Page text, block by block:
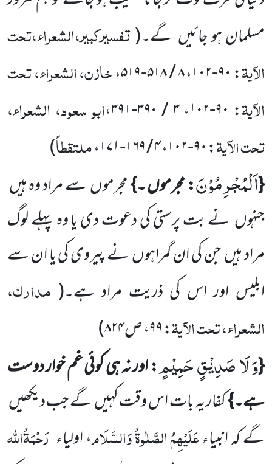
مسلمان ہو جائیں گے۔(تفسیرکبیر،الشعراء،تحت
الآیۃ:۹۰-۱۰۲ ،۸ / ۵۱۸-۵۱۹ ،خازن، الشعراء، تحت
الآیۃ: ۹۰-۱۰۲ ،۳ / ۳۹۰-۳۹۱ ،ابو سعود، الشعراء،
تحت الآیۃ:۹۰-۱۰۲ ،۴ / ۱۶۹-۱۷۱ ،ملتقطاً)
{اَلْمُجْرِمُوْنَ: مجرموں ۔}مجرموںسے مراد وہ ہیں
جنہوں نے بت پرستی کی دعوت دی یا وہ پہلے لوگ
مراد ہیںجن کی ان گمراہوںنے پیروی کی یا ان سے
ابلیس اور اس کی ذریت مراد ہے۔( مدارک،
الشعراء، تحت الآیۃ:۹۹، ص۸۲۴)
{وَ لَا صَدِیْقٍ حَمِیْمٍ: اور نہ ہی کوئی غم خوار دوست
ہے۔}کفار یہ بات اس وقت کہیںگے جب دیکھیں
گے کہ انبیاءعَلَیْہِمُالصَّلٰوۃُ وَالسَّلَام،اولیاء رَحْمَۃُاللہ